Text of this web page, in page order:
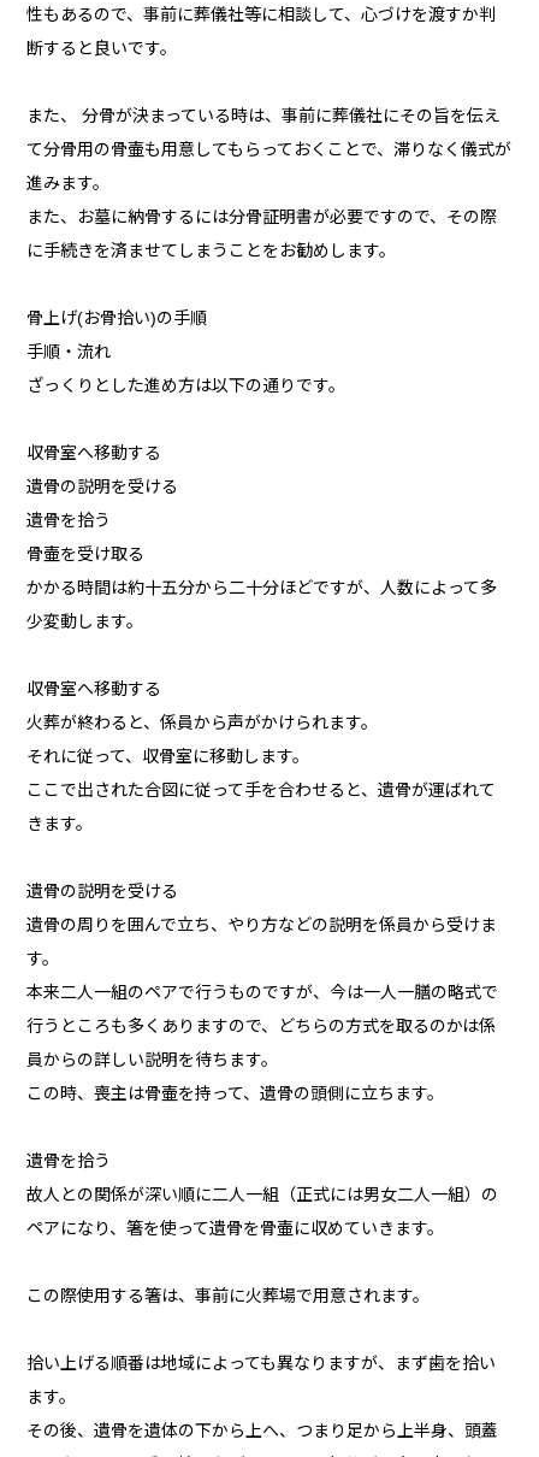
性もあるので、事前に葬儀社等に相談して、心づけを渡すか判
断すると良いです。
また、 分骨が決まっている時は、事前に葬儀社にその旨を伝え
て分骨用の骨壷も用意してもらっておくことで、滞りなく儀式が
進みます。
また、お墓に納骨するには分骨証明書が必要ですので、その際
に手続きを済ませてしまうことをお勧めします。
骨上げ(お骨拾い)の手順
手順・流れ
ざっくりとした進め方は以下の通りです。
収骨室へ移動する
遺骨の説明を受ける
遺骨を拾う
骨壷を受け取る
かかる時間は約十五分から二十分ほどですが、人数によって多
少変動します。
収骨室へ移動する
火葬が終わると、係員から声がかけられます。
それに従って、収骨室に移動します。
ここで出された合図に従って手を合わせると、遺骨が運ばれて
きます。
遺骨の説明を受ける
遺骨の周りを囲んで立ち、やり方などの説明を係員から受けま
す。
本来二人一組のペアで行うものですが、今は一人一膳の略式で
行うところも多くありますので、どちらの方式を取るのかは係
員からの詳しい説明を待ちます。
この時、喪主は骨壷を持って、遺骨の頭側に立ちます。
遺骨を拾う
故人との関係が深い順に二人一組（正式には男女二人一組）の
ペアになり、箸を使って遺骨を骨壷に収めていきます。
この際使用する箸は、事前に火葬場で用意されます。
拾い上げる順番は地域によっても異なりますが、まず歯を拾い
ます。
その後、遺骨を遺体の下から上へ、つまり足から上半身、頭蓋